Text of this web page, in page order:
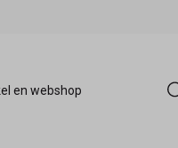
en webshop